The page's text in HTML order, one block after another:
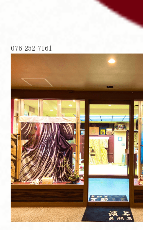
076-252-7161